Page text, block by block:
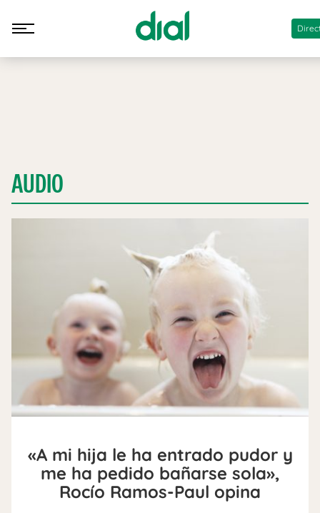
AUDIO
«A mi hija le ha entrado pudor y
me ha pedido bañarse sola»,
Rocío Ramos-Paul opina